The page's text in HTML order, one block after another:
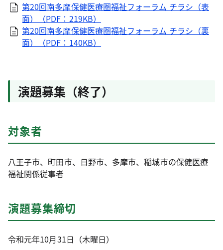
第20回南多摩保健医療圏福祉フォーラム チラシ（表
面）（PDF：219KB）
第20回南多摩保健医療圏福祉フォーラム チラシ（裏
面）（PDF：140KB）
演題募集（終了）
対象者
八王子市、町田市、日野市、多摩市、稲城市の保健医療
福祉関係従事者
演題募集締切
令和元年10月31日（木曜日）